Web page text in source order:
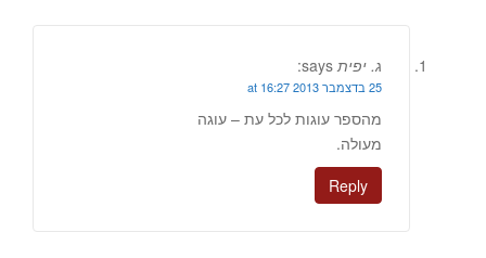
ג. יפית says:
25 בדצמבר 2013 at 16:27
מהספר עוגות לכל עת – עוגה
מעולה.
Reply